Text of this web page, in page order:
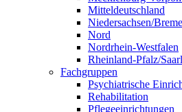
Mitteldeutschland
Niedersachsen/
Nord
Nordrhein-Westfalen
Rheinland-Pfalz/
Fachgruppen
Psychiatrische
Rehabilitation
Pflegeeinrichtungen